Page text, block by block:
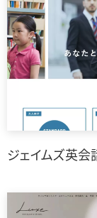
ジェイムズ英会